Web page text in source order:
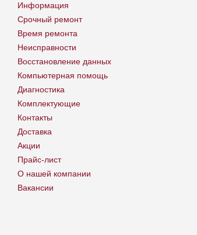
Информация
Срочный ремонт
Время ремонта
Неисправности
Восстановление данных
Компьютерная помощь
Диагностика
Комплектующие
Контакты
Доставка
Акции
Прайс-лист
О нашей компании
Вакансии